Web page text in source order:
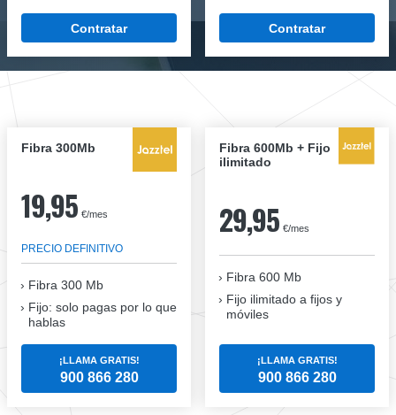
Contratar Contratar
Fibra 300Mb
19,95 €/mes
PRECIO DEFINITIVO
Fibra 300 Mb
Fijo: solo pagas por lo que
hablas
¡LLAMA GRATIS!
900 866 280
Fibra 600Mb + Fijo
ilimitado
29,95 €/mes
Fibra 600 Mb
Fijo ilimitado a fijos y
móviles
¡LLAMA GRATIS!
900 866 280